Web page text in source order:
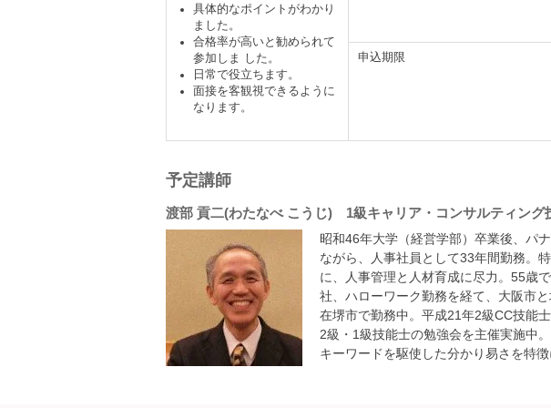
具体的なポイントがわかり
ました。
合格率が高いと勧められて
参加しま した。
日常で役立ちます。
面接を客観視できるように
なります。
申込期限
予定講師
渡部 貢二(わたなべ こうじ) 1級キャリア・コンサルティング
昭和46年大学（経営学部）卒業後、パ
ながら、人事社員として33年間勤務。
に、人事管理と人材育成に尽力。55歳
社、ハローワーク勤務を経て、大阪市
在堺市で勤務中。平成21年2級CC技能
2級・1級技能士の勉強会を主催実施中
キーワードを駆使した分かり易さを特徴